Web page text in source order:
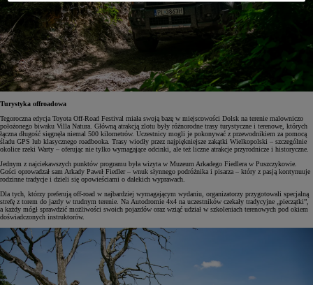
Turystyka offroadowa
Tegoroczna edycja Toyota Off-Road Festival miała swoją bazę w miejscowości Dolsk na terenie malowniczo
położonego biwaku Villa Natura. Główną atrakcją zlotu były różnorodne trasy turystyczne i terenowe, których
łączna długość sięgnęła niemal 500 kilometrów. Uczestnicy mogli je pokonywać z przewodnikiem za pomocą
śladu GPS lub klasycznego roadbooka. Trasy wiodły przez najpiękniejsze zakątki Wielkopolski – szczególnie
okolice rzeki Warty – oferując nie tylko wymagające odcinki, ale też liczne atrakcje przyrodnicze i historyczne.
Jednym z najciekawszych punktów programu była wizyta w Muzeum Arkadego Fiedlera w Puszczykowie.
Gości oprowadzał sam Arkady Paweł Fiedler – wnuk słynnego podróżnika i pisarza – który z pasją kontynuuje
rodzinne tradycje i dzieli się opowieściami o dalekich wyprawach.
Dla tych, którzy preferują off-road w najbardziej wymagającym wydaniu, organizatorzy przygotowali specjalną
strefę z torem do jazdy w trudnym terenie. Na Autodromie 4x4 na uczestników czekały tradycyjne „pieczątki”,
a każdy mógł sprawdzić możliwości swoich pojazdów oraz wziąć udział w szkoleniach terenowych pod okiem
doświadczonych instruktorów.